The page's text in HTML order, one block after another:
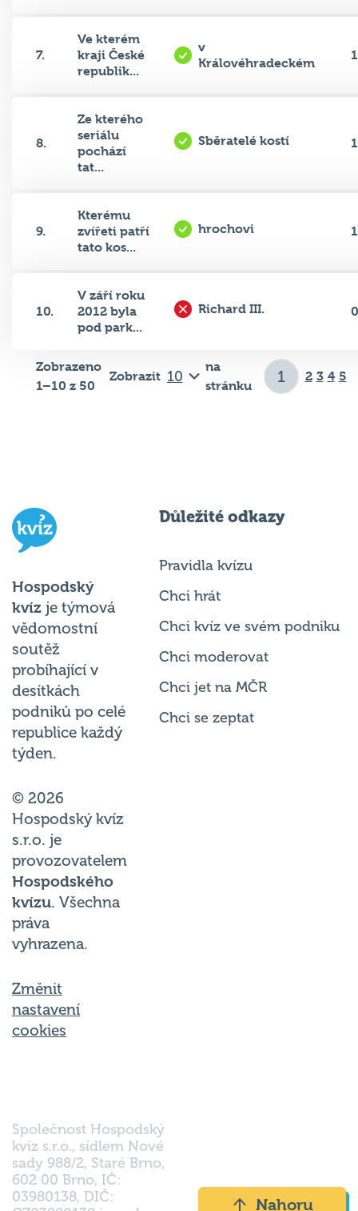
7.
Ve kterém
kraji České
republik...
v
Královéhradeckém
1
8.
Ze kterého
seriálu
pochází
tat...
Sběratelé kostí 1
9.
Kterému
zvířeti patří
tato kos...
hrochovi 1
10.
V září roku
2012 byla
pod park...
Richard III. 0
Zobrazeno
1–10 z 50
Zobrazit
na
stránku
2 3 4 5
Hospodský
kvíz je týmová
vědomostní
soutěž
probíhající v
desítkách
podniků po celé
republice každý
týden.
© 2026
Hospodský kvíz
s.r.o. je
provozovatelem
Hospodského
kvízu. Všechna
práva
vyhrazena.
Změnit
nastavení
cookies
Důležité odkazy
Pravidla kvízu
Chci hrát
Chci kvíz ve svém podniku
Chci moderovat
Chci jet na MČR
Chci se zeptat
Společnost Hospodský
kvíz s.r.o., sídlem Nové
sady 988/2, Staré Brno,
602 00 Brno, IČ:
03980138, DIČ:
Nahoru